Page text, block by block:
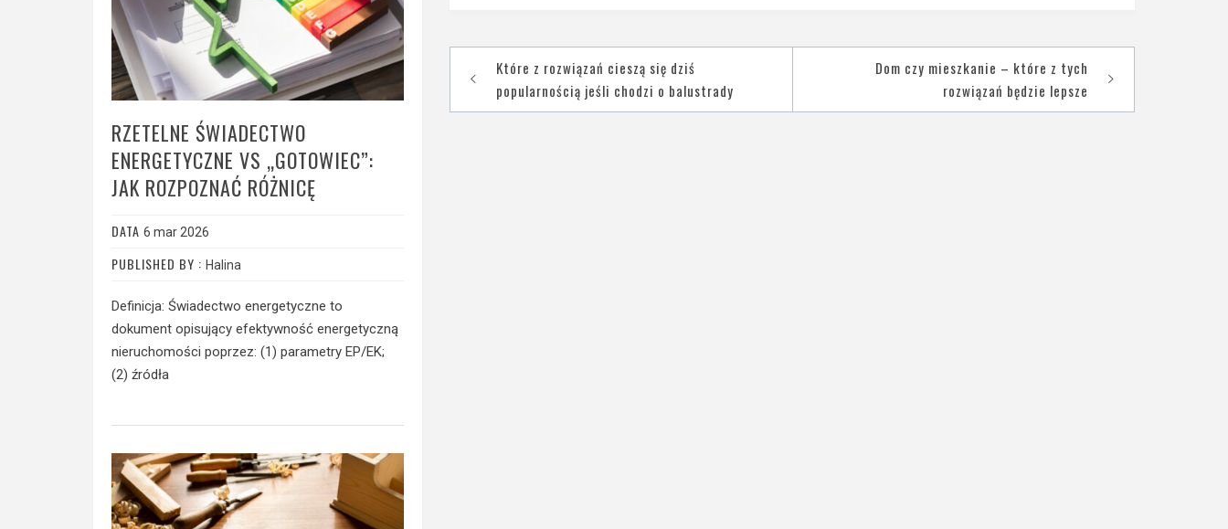
Nawigacja
wpisu
Które z rozwiązań cieszą się dziś
popularnością jeśli chodzi o balustrady
Dom czy mieszkanie – które z tych
rozwiązań będzie lepsze
RZETELNE ŚWIADECTWO
ENERGETYCZNE VS „GOTOWIEC”:
JAK ROZPOZNAĆ RÓŻNICĘ
DATA 6 mar 2026
PUBLISHED BY : Halina
Definicja: Świadectwo energetyczne to
dokument opisujący efektywność energetyczną
nieruchomości poprzez: (1) parametry EP/EK;
(2) źródła